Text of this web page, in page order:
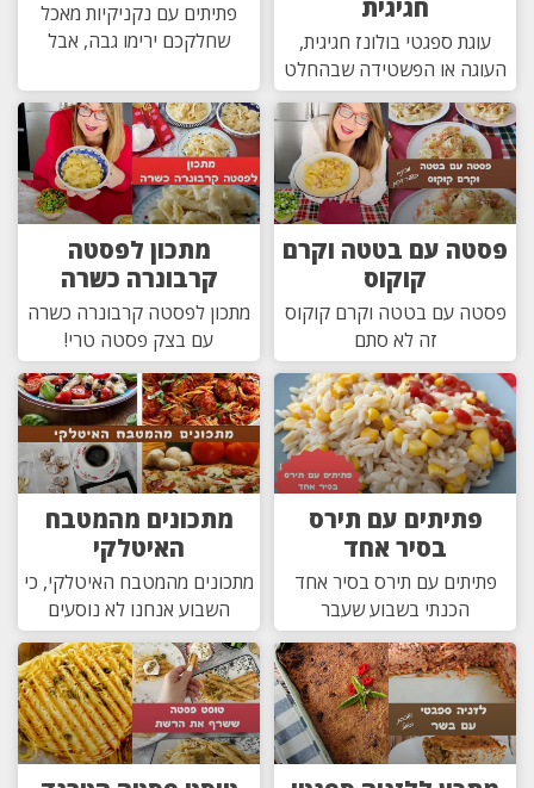
חגיגית
עוגת ספגטי בולונז חגיגית,
העוגה או הפשטידה שבהחלט
פתיתים עם נקניקיות מאכל
שחלקכם ירימו גבה, אבל
פסטה עם בטטה וקרם
קוקוס
פסטה עם בטטה וקרם קוקוס
זה לא סתם
מתכון לפסטה
קרבונרה כשרה
מתכון לפסטה קרבונרה כשרה
עם בצק פסטה טרי!
פתיתים עם תירס
בסיר אחד
פתיתים עם תירס בסיר אחד
הכנתי בשבוע שעבר
מתכונים מהמטבח
האיטלקי
מתכונים מהמטבח האיטלקי, כי
השבוע אנחנו לא נוסעים